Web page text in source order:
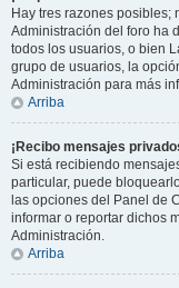
Hay tres razones posibles;
Administración del foro ha
todos los usuarios, o bien
grupo de usuarios, la
Administración para más
Arriba
¡Recibo mensajes
Si está recibiendo
particular, puede
las opciones del Panel de
informar o reportar dichos
Administración.
Arriba